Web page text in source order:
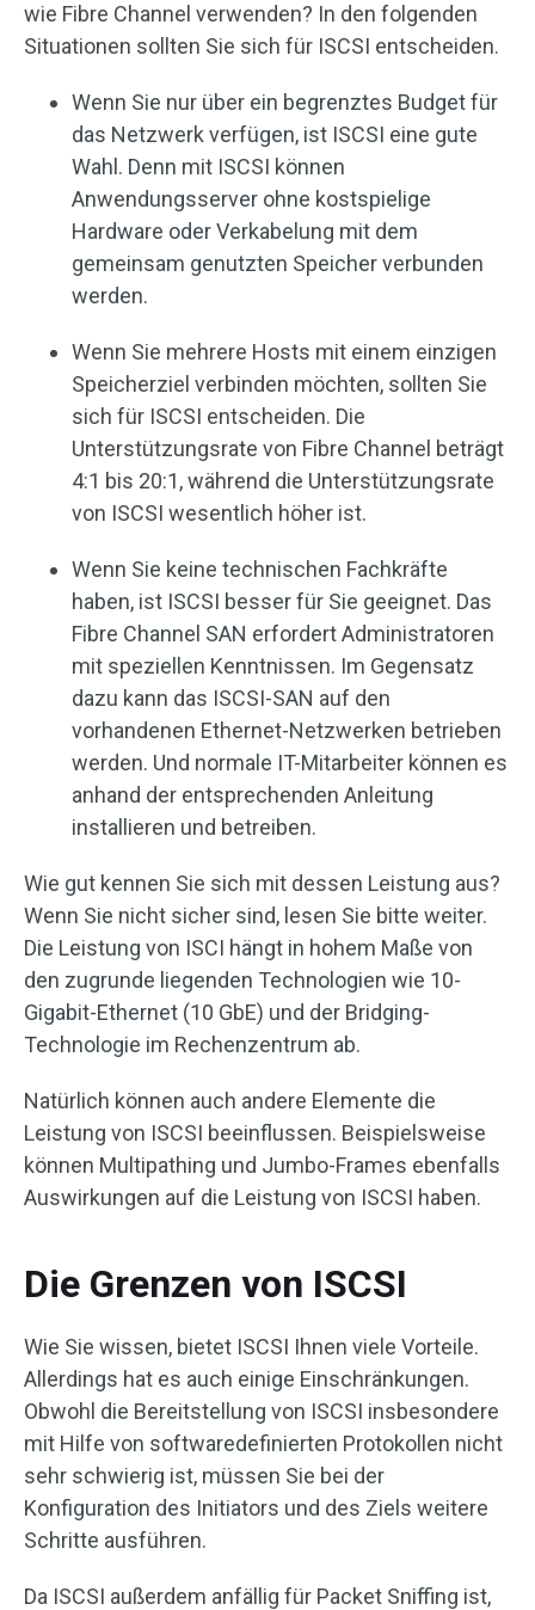
wie Fibre Channel verwenden? In den folgenden
Situationen sollten Sie sich für ISCSI entscheiden.
Wenn Sie nur über ein begrenztes Budget für
das Netzwerk verfügen, ist ISCSI eine gute
Wahl. Denn mit ISCSI können
Anwendungsserver ohne kostspielige
Hardware oder Verkabelung mit dem
gemeinsam genutzten Speicher verbunden
werden.
Wenn Sie mehrere Hosts mit einem einzigen
Speicherziel verbinden möchten, sollten Sie
sich für ISCSI entscheiden. Die
Unterstützungsrate von Fibre Channel beträgt
4:1 bis 20:1, während die Unterstützungsrate
von ISCSI wesentlich höher ist.
Wenn Sie keine technischen Fachkräfte
haben, ist ISCSI besser für Sie geeignet. Das
Fibre Channel SAN erfordert Administratoren
mit speziellen Kenntnissen. Im Gegensatz
dazu kann das ISCSI-SAN auf den
vorhandenen Ethernet-Netzwerken betrieben
werden. Und normale IT-Mitarbeiter können es
anhand der entsprechenden Anleitung
installieren und betreiben.
Wie gut kennen Sie sich mit dessen Leistung aus?
Wenn Sie nicht sicher sind, lesen Sie bitte weiter.
Die Leistung von ISCI hängt in hohem Maße von
den zugrunde liegenden Technologien wie 10-
Gigabit-Ethernet (10 GbE) und der Bridging-
Technologie im Rechenzentrum ab.
Natürlich können auch andere Elemente die
Leistung von ISCSI beeinflussen. Beispielsweise
können Multipathing und Jumbo-Frames ebenfalls
Auswirkungen auf die Leistung von ISCSI haben.
Die Grenzen von ISCSI
Wie Sie wissen, bietet ISCSI Ihnen viele Vorteile.
Allerdings hat es auch einige Einschränkungen.
Obwohl die Bereitstellung von ISCSI insbesondere
mit Hilfe von softwaredefinierten Protokollen nicht
sehr schwierig ist, müssen Sie bei der
Konfiguration des Initiators und des Ziels weitere
Schritte ausführen.
Da ISCSI außerdem anfällig für Packet Sniffing ist,